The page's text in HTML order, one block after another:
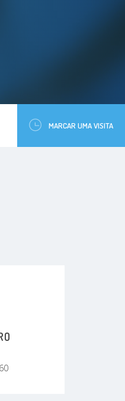
MARCAR UMA VISITA